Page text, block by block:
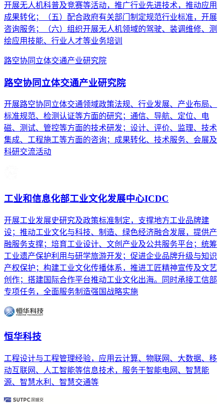
开展无人机科普及竞赛等活动，推广行业先进技术，推动应用
成果转化；（五）配合政府有关部门制定规范行业标准，开展
咨询服务；（六）组织开展无人机领域的驾驶、装调维修、测
绘应用技能、行业人才等业务培训
路空协同立体交通产业研究院
路空协同立体交通产业研究院
开展路空协同立体交通领域政策法规、行业发展、产业布局、
标准规范、检测认证等方面的研究；通信、导航、定位、电
磁、测试、管控等方面的技术研发；设计、评价、监理、技术
集成、工程施工等方面的咨询；成果转化、技术服务、会展及
科研交流活动
工业和信息化部工业文化发展中心ICDC
开展工业发展史研究及政策标准制定，支撑地方工业品牌建
设；推动工业文化与科技、制造、绿色经济融合发展，提供产
融服务支撑；培育工业设计、文创产业及公共服务平台；统筹
工业遗产保护利用与研学旅游开发；促进企业品牌升级与知识
产权保护；构建工业文化传播体系，推进工匠精神宣传及文艺
创作；搭建国际合作平台推动工业文化出海。同时承接工信部
专项任务，全面服务制造强国战略实施
恒华科技
工程设计与工程管理经验，应用云计算、物联网、大数据、移
动互联网、人工智能等信息技术，服务于智能电网、智慧能
源、智慧水利、智慧交通等